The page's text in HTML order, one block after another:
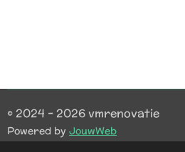
© 2024 - 2026 vmrenovatie
Powered by JouwWeb